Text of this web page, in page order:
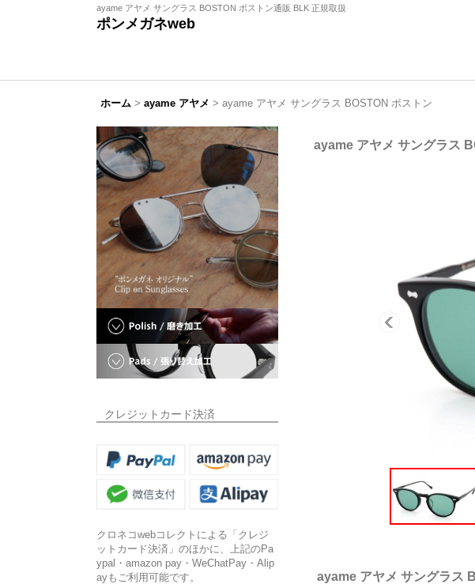
ayame アヤメ サングラス BOSTON ボストン通販 BLK 正規取扱
ポンメガネweb
ホーム > ayame アヤメ > ayame アヤメ サングラス BOSTON ボストン
ayame アヤメ サングラス
ayame アヤメ サングラス
クレジットカード決済
クロネコwebコレクトによる「クレジ
ットカード決済」のほかに、上記のPa
ypal・amazon pay・WeChatPay・Alip
ayもご利用可能です。